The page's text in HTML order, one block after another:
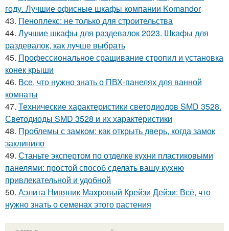
году. Лучшие офисные шкафы компании Komandor
43. Пеноплекс: не только для строительства
44. Лучшие шкафы для раздевалок 2023. Шкафы для
раздевалок, как лучше выбрать
45. Профессиональное сращивание стропил и установка
конек крыши
46. Все, что нужно знать о ПВХ-панелях для ванной
комнаты
47. Технические характеристики светодиодов SMD 3528.
Светодиоды SMD 3528 и их характеристики
48. Проблемы с замком: как открыть дверь, когда замок
заклинило
49. Станьте экспертом по отделке кухни пластиковыми
панелями: простой способ сделать вашу кухню
привлекательной и удобной
50. Аэлита Нивяник Махровый Крейзи Дейзи: Всё, что
нужно знать о семенах этого растения